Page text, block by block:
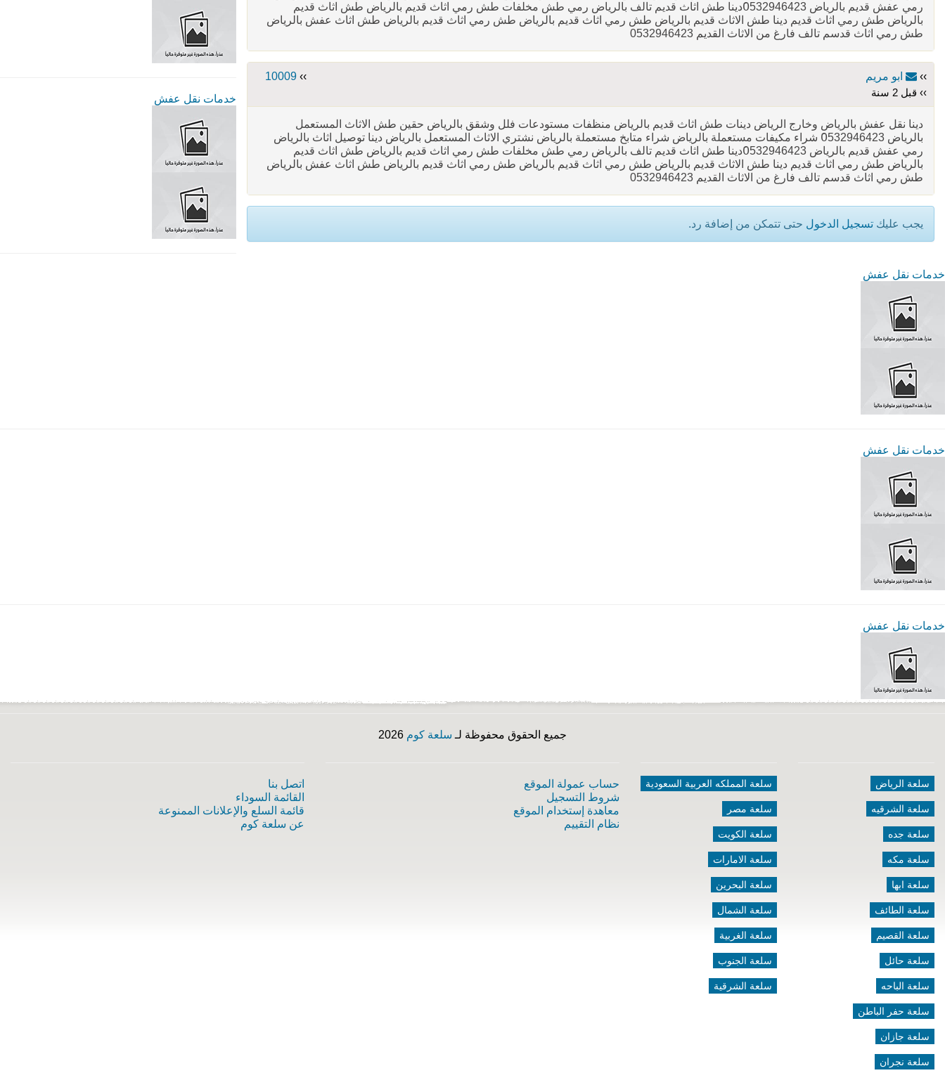
رمي عفش قديم بالرياض 0َ532946423دينا طش اثاث قديم تالف بالرياض رمي طش مخلفات طش رمي اثاث قديم بالرياض طش اثاث قديم
بالرياض طش رمي اثاث قديم دينا طش الاثاث قديم بالرياض طش رمي اثاث قديم بالرياض طش رمي اثاث قديم بالرياض طش اثاث عفش بالرياض
طش رمي اثاث قدسم تالف فارغ من الاثاث القديم 0532946423
›› ابو مريم ››
10009
›› قبل 2 سنة
دينا نقل عفش بالرياض وخارج الرياض دينات طش اثاث قديم بالرياض منظفات مستودعات فلل وشقق بالرياض حقين طش الاثاث المستعمل
بالرياض 0َ532946423 شراء مكيفات مستعملة بالرياض شراء متابخ مستعملة بالرياض نشتري الاثاث المستعمل بالرياض دينا توصيل اثاث بالرياض
رمي عفش قديم بالرياض 0َ532946423دينا طش اثاث قديم تالف بالرياض رمي طش مخلفات طش رمي اثاث قديم بالرياض طش اثاث قديم
بالرياض طش رمي اثاث قديم دينا طش الاثاث قديم بالرياض طش رمي اثاث قديم بالرياض طش رمي اثاث قديم بالرياض طش اثاث عفش بالرياض
طش رمي اثاث قدسم تالف فارغ من الاثاث القديم 0532946423
يجب عليك تسجيل الدخول حتى تتمكن من إضافة رد.
خدمات نقل عفش
خدمات نقل عفش
خدمات نقل عفش
خدمات نقل عفش
جميع الحقوق محفوظة لـ سلعة كوم
سلعة الرياض
سلعة الشرقيه
سلعة جده
سلعة مكه
سلعة ابها
سلعة الطائف
سلعة القصيم
سلعة حائل
سلعة الباحه
سلعة حفر الباطن
سلعة جازان
سلعة نجران
سلعة المملكه العربية السعودية
سلعة مصر
سلعة الكويت
سلعة الامارات
سلعة البحرين
سلعة الشمال
سلعة الغربية
سلعة الجنوب
سلعة الشرقية
حساب عمولة الموقع
شروط التسجيل
معاهدة إستخدام الموقع
نظام التقييم
اتصل بنا
القائمة السوداء
قائمة السلع والإعلانات الممنوعة
عن سلعة كوم